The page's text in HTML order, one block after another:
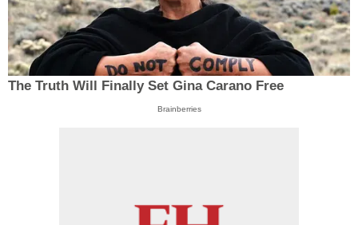
The Truth Will Finally Set Gina Carano Free
Brainberries